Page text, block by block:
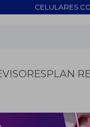
CELULARES
PLAN